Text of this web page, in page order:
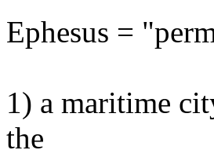
Ephesus =
1) a maritime
the